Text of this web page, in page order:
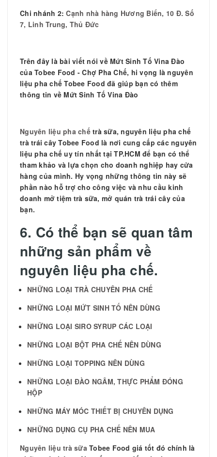
Chi nhánh 2:Cạnh nhà hàng Hương Biển, 10 Đ. Số
7, Linh Trung, Thủ Đức
Trên đây là bài viết nói về Mứt Sinh Tố Vina Đào
của Tobee Food - Chợ Pha Chế, hi vọng là nguyên
liệu pha chế Tobee Food đã giúp bạn có thêm
thông tin về Mứt Sinh Tố Vina Đào
Nguyên liệu pha chếtrà sữa, nguyên liệu pha chế
trà trái cây Tobee Food là nơi cung cấp các nguyên
liệu pha chế uy tín nhất tại TP.HCM để bạn có thể
tham khảo và lựa chọn cho doanh nghiệp hay cửa
hàng của mình. Hy vọng những thông tin này sẽ
phần nào hỗ trợ cho công việc và nhu cầu kinh
doanh mở tiệm trà sữa, mở quán trà trái cây của
bạn.
6. Có thể bạn sẽ quan tâm
những sản phẩm về
nguyên liệu pha chế.
NHỮNG LOẠI TRÀ CHUYÊN PHA CHẾ
NHỮNG LOẠI MỨT SINH TỐ NÊN DÙNG
NHỮNG LOẠI SIRO SYRUP CÁC LOẠI
NHỮNG LOẠI BỘT PHA CHẾ NÊN DÙNG
NHỮNG LOẠI TOPPING NÊN DÙNG
NHỮNG LOẠI ĐÀO NGÂM, THỰC PHẨM ĐÓNG
HỘP
NHỮNG MÁY MÓC THIẾT BỊ CHUYÊN DỤNG
NHỮNG DỤNG CỤ PHA CHẾ NÊN MUA
Nguyên liệu trà sữa Tobee Food giá tốt đó chính là